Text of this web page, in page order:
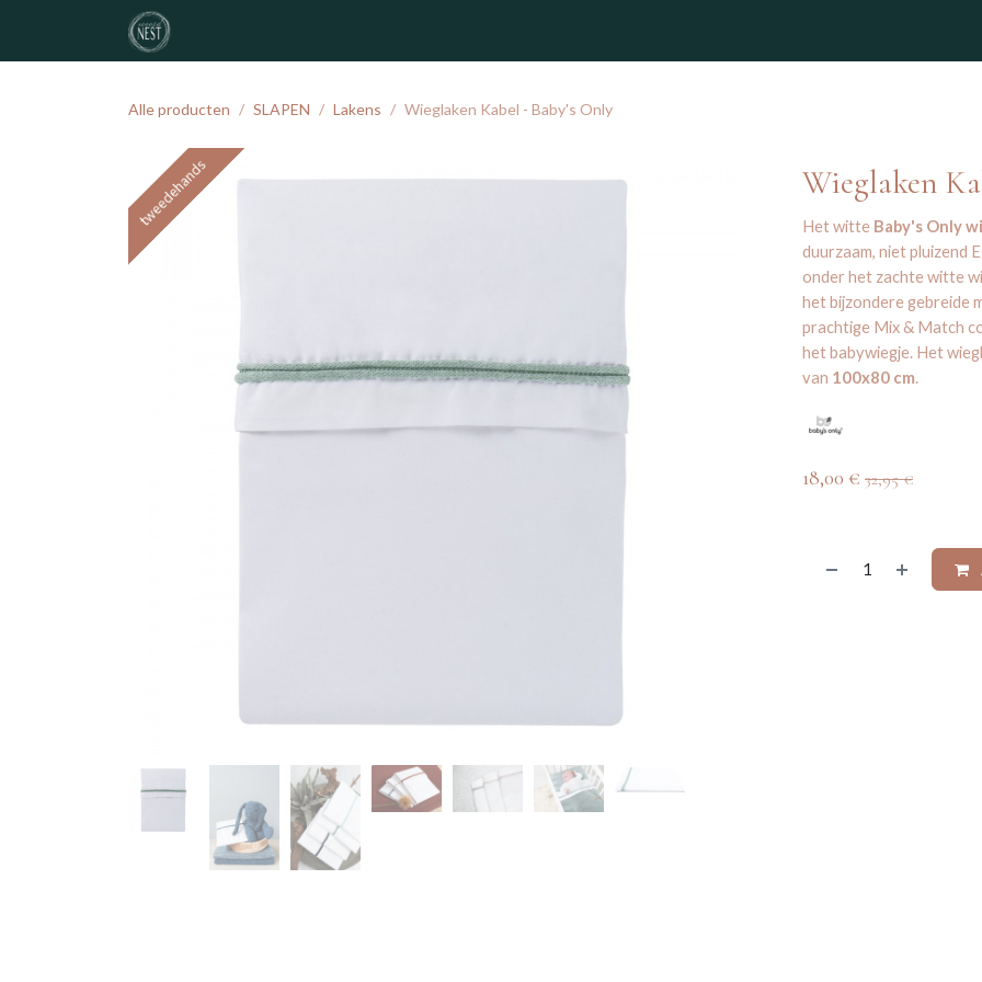
Overslaan naar inhoud
Alle producten SLAPEN Lakens Wieglaken Kabel - Baby's Only
tweedehands
tweedehands Wieglaken
Het witte Baby's Only
duurzaam, niet pluizend
onder het zachte witte
het bijzondere gebreide
prachtige Mix & Match
het babywiegje. Het
van 100x80 cm.
18,00 € 32,95€